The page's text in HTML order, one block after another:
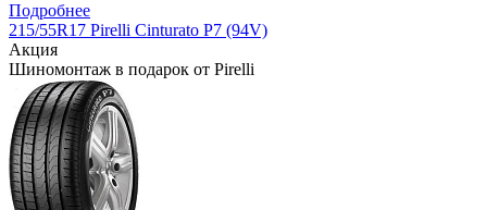
Подробнее
215/55R17 Pirelli Cinturato P7 (94V)
Акция
Шиномонтаж в подарок от Pirelli